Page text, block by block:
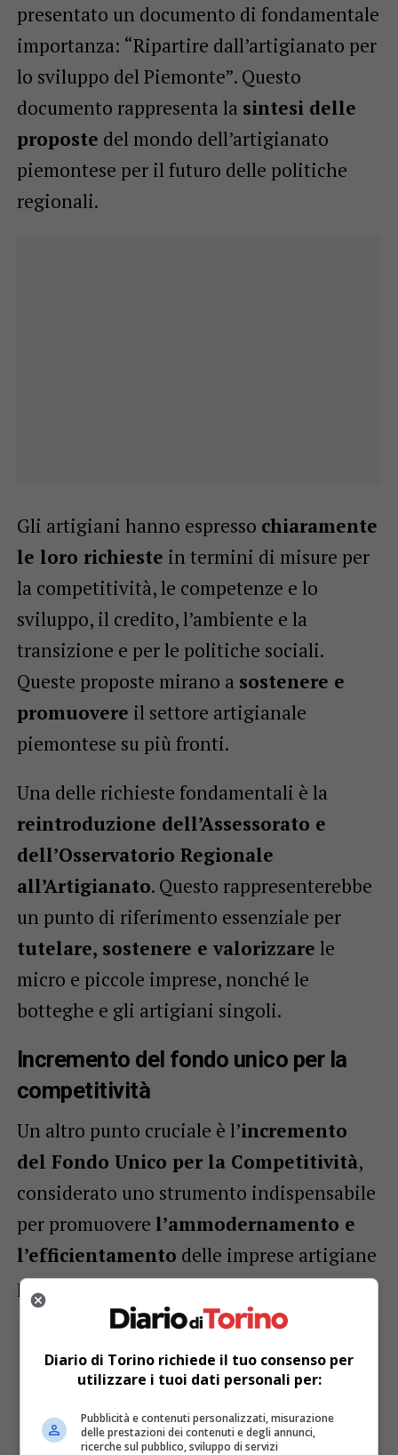
presentato un documento di fondamentale
importanza: “Ripartire dall’artigianato per
lo sviluppo del Piemonte”. Questo
documento rappresenta la sintesi delle
proposte del mondo dell’artigianato
piemontese per il futuro delle politiche
regionali.
Gli artigiani hanno espresso chiaramente
le loro richieste in termini di misure per
la competitività, le competenze e lo
sviluppo, il credito, l’ambiente e la
transizione e per le politiche sociali.
Queste proposte mirano a sostenere e
promuovere il settore artigianale
piemontese su più fronti.
Una delle richieste fondamentali è la
reintroduzione dell’Assessorato e
dell’Osservatorio Regionale
all’Artigianato. Questo rappresenterebbe
un punto di riferimento essenziale per
tutelare, sostenere e valorizzare le
micro e piccole imprese, nonché le
botteghe e gli artigiani singoli.
Incremento del fondo unico per la
competitività
Un altro punto cruciale è l’incremento
del Fondo Unico per la Competitività,
considerato uno strumento indispensabile
per promuovere l’ammodernamento e
l’efficientamento delle imprese artigiane
piemontesi.
Diario di Torino richiede il tuo consenso per
utilizzare i tuoi dati personali per:
Pubblicità e contenuti personalizzati, misurazione
delle prestazioni dei contenuti e degli annunci,
ricerche sul pubblico, sviluppo di servizi